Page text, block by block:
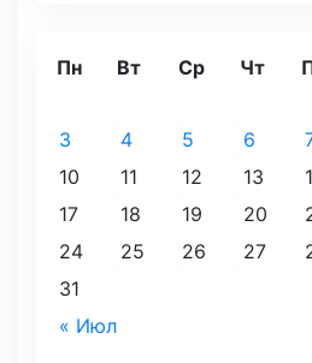
Пн Вт Ср Чт
« Июл
3
4 5 6
10
11 12 13
17
18 19 20
24
25 26 27
31